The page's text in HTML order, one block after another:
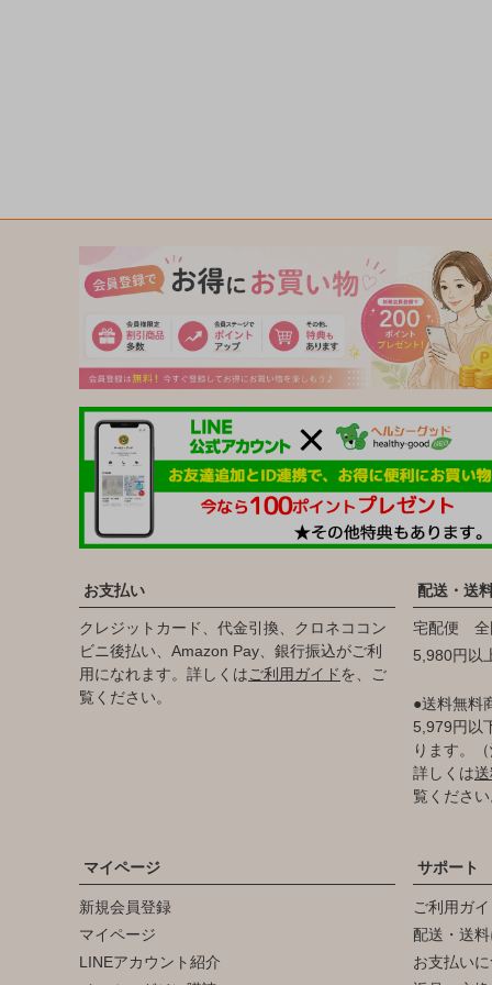
お支払い
クレジットカード、代金引換、クロネココン
ビニ後払い、Amazon Pay、銀行振込がご利
用になれます。詳しくはご利用ガイドを、ご
覧ください。
配送・送
宅配便 全
5,980円以
●送料無料
5,979円以
ります。
詳しくは
覧くださ
マイページ
新規会員登録
マイページ
LINEアカウント紹介
サポート
ご利用ガ
配送・送
お支払い